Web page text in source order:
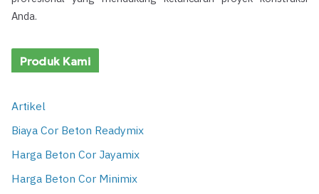
Anda.
Produk Kami
Artikel
Biaya Cor Beton Readymix
Harga Beton Cor Jayamix
Harga Beton Cor Minimix